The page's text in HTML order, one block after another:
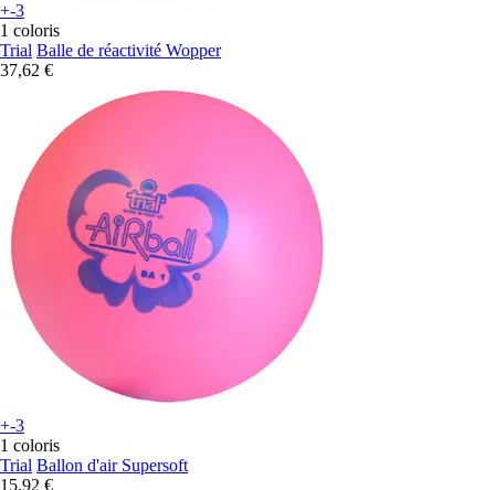
+-3
1 coloris
Trial Balle de réactivité Wopper
37,62 €
+-3
1 coloris
Trial Ballon d'air Supersoft
15,92 €